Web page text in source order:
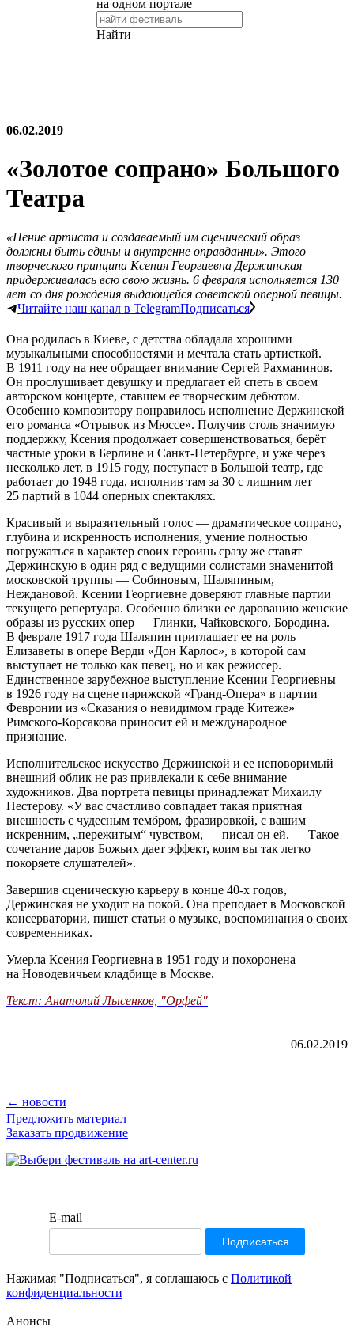
06.02.2019
«Золотое сопрано» Большого
Театра
«Пение артиста и создаваемый им сценический образ
должны быть едины и внутренне оправданны». Этого
творческого принципа Ксения Георгиевна Держинская
придерживалась всю свою жизнь. 6 февраля исполняется 130
лет со дня рождения выдающейся советской оперной певицы.
Читайте наш канал в TelegramПодписаться
Она родилась в Киеве, с детства обладала хорошими
музыкальными способностями и мечтала стать артисткой.
В 1911 году на нее обращает внимание Сергей Рахманинов.
Он прослушивает девушку и предлагает ей спеть в своем
авторском концерте, ставшем ее творческим дебютом.
Особенно композитору понравилось исполнение Держинской
его романса «Отрывок из Мюссе». Получив столь значимую
поддержку, Ксения продолжает совершенствоваться, берёт
частные уроки в Берлине и Санкт-Петербурге, и уже через
несколько лет, в 1915 году, поступает в Большой театр, где
работает до 1948 года, исполнив там за 30 с лишним лет
25 партий в 1044 оперных спектаклях.
Красивый и выразительный голос — драматическое сопрано,
глубина и искренность исполнения, умение полностью
погружаться в характер своих героинь сразу же ставят
Держинскую в один ряд с ведущими солистами знаменитой
московской труппы — Собиновым, Шаляпиным,
Неждановой. Ксении Георгиевне доверяют главные партии
текущего репертуара. Особенно близки ее дарованию женские
образы из русских опер — Глинки, Чайковского, Бородина.
В феврале 1917 года Шаляпин приглашает ее на роль
Елизаветы в опере Верди «Дон Карлос», в которой сам
выступает не только как певец, но и как режиссер.
Единственное зарубежное выступление Ксении Георгиевны
в 1926 году на сцене парижской «Гранд-Опера» в партии
Февронии из «Сказания о невидимом граде Китеже»
Римского-Корсакова приносит ей и международное
признание.
Исполнительское искусство Держинской и ее неповоримый
внешний облик не раз привлекали к се6е внимание
художников. Два портрета певицы принадлежат Михаилу
Нестерову. «У вас счастливо совпадает такая приятная
внешность с чудесным тембром, фразировкой, с вашим
искренним, „пережитым“ чувством, — писал он ей. — Такое
сочетание даров Божьих дает эффект, коим вы так легко
покоряете слушателей».
Завершив сценическую карьеру в конце 40-х годов,
Держинская не уходит на покой. Она преподает в Московской
консерватории, пишет статьи о музыке, воспоминания о своих
современниках.
Умерла Ксения Георгиевна в 1951 году и похоронена
на Новодевичьем кладбище в Москве.
Текст: Анатолий Лысенков, "Орфей"
06.02.2019
← новости
Предложить материал
Заказать продвижение
E-mail
Нажимая "Подписаться", я соглашаюсь с Политикой
конфиденциальности
Анонсы